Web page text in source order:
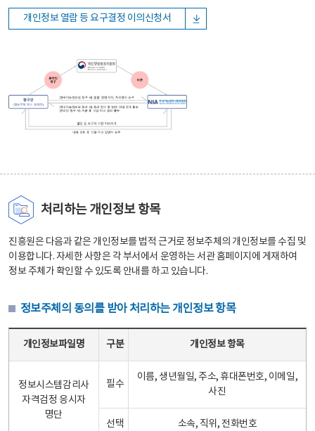
개인정보 열람 등 요구결정 이의신청서
처리하는 개인정보 항목
진흥원은 다음과 같은 개인정보를 법적 근거로 정보주체의 개인정보를 수집 및
이용합니다. 자세한 사항은 각 부서에서 운영하는 서관 홈페이지에 게재하여
정보 주체가 확인할 수 있도록 안내를 하고 있습니다.
정보주체의 동의를 받아 처리하는 개인정보 항목
개인정보파일명 구분 개인정보 항목
정보시스템감리사
자격검정 응시자
명단
필수
이름, 생년월일, 주소, 휴대폰번호, 이메일,
사진
선택 소속, 직위, 전화번호